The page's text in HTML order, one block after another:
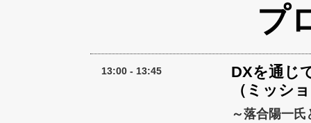
プ
13:00 - 13:45
DXを通じ
（ミッシ
～落合陽一